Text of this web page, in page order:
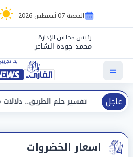
الجمعة 07 أغسطس 2026
رئيس مجلس الإدارة
محمد جودة الشاعر
عاجلحلم الطريق.. دلالات مختلفة بين
اسعار الخضروات